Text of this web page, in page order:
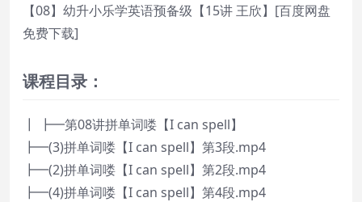
【08】幼升小乐学英语预备级【15讲 王欣】[百度网盘
免费下载]
课程目录：
┃ ┣━第08讲拼单词喽【I can spell】
┣━(3)拼单词喽【I can spell】第3段.mp4
┣━(2)拼单词喽【I can spell】第2段.mp4
┣━(4)拼单词喽【I can spell】第4段.mp4